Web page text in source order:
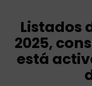
Listados
2025,
está